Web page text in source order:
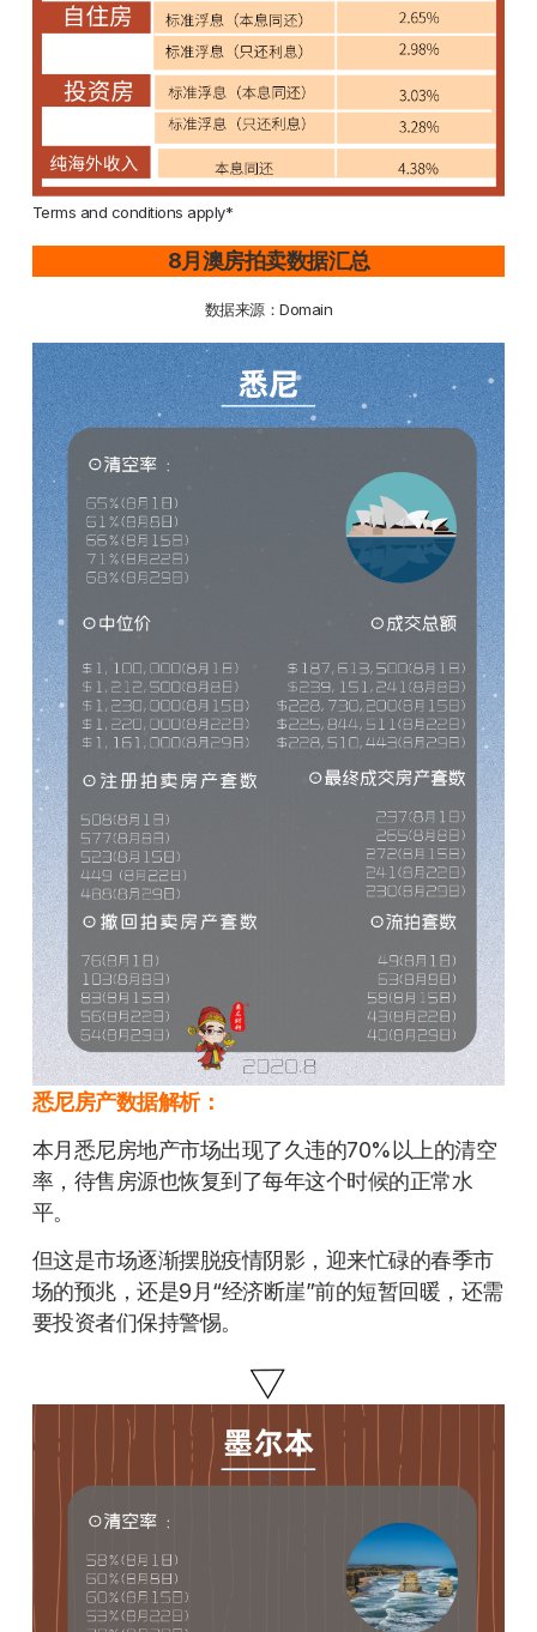
Terms and conditions apply*
8月澳房拍卖数据汇总
数据来源：Domain
悉尼房产数据解析：
本月悉尼房地产市场出现了久违的70%以上的清空
率，待售房源也恢复到了每年这个时候的正常水
平。
但这是市场逐渐摆脱疫情阴影，迎来忙碌的春季市
场的预兆，还是9月“经济断崖”前的短暂回暖，还需
要投资者们保持警惕。